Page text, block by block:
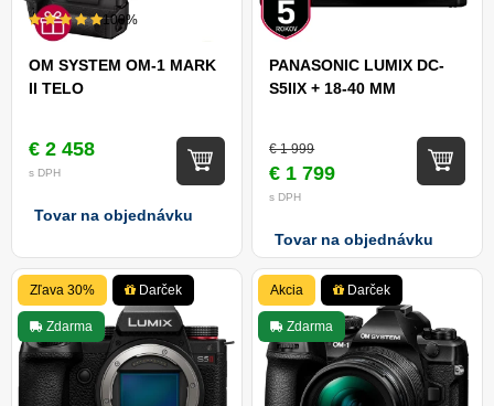
100%
OM SYSTEM OM-1 MARK
II TELO
€ 2 458
s DPH
Tovar na objednávku
PANASONIC LUMIX DC-
S5IIX + 18-40 MM
€ 1 999
€ 1 799
s DPH
Tovar na objednávku
Zľava 30% Darček
Zdarma
Akcia Darček
Zdarma